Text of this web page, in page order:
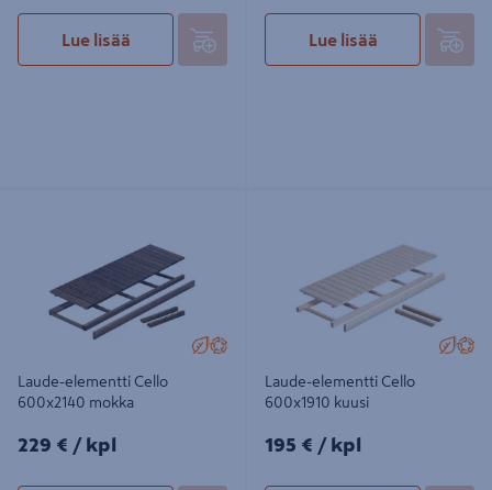
Lue lisää Lue lisää
Laude-elementti Cello
600x2140 mokka
229€/kpl
229 € / kpl
Laude-elementti Cello
600x1910 kuusi
195€/kpl
195 € / kpl